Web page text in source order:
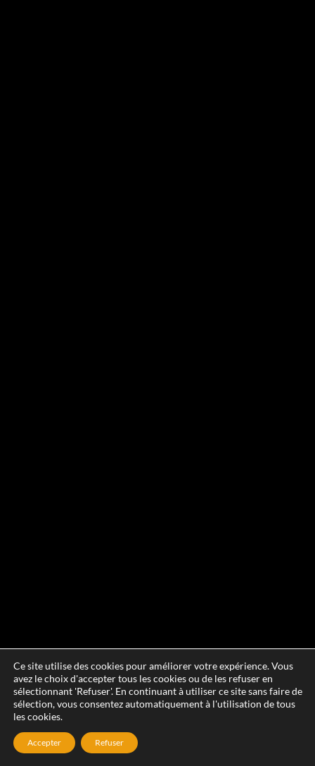
Ce site utilise des cookies pour améliorer votre expérience. Vous
avez le choix d'accepter tous les cookies ou de les refuser en
sélectionnant 'Refuser'. En continuant à utiliser ce site sans faire de
sélection, vous consentez automatiquement à l'utilisation de tous
les cookies.
Accepter Refuser